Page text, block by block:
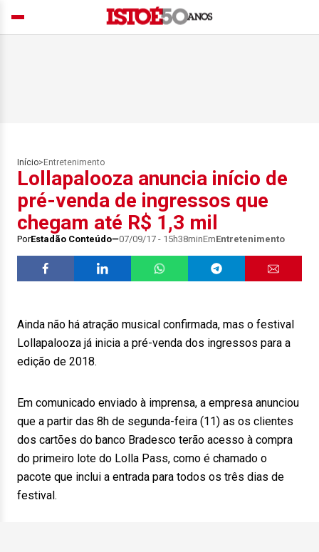
Início> Entretenimento
Lollapalooza anuncia início de
pré-venda de ingressos que
chegam até R$ 1,3 mil
PorEstadão Conteúdo 07/09/17 - 15h38minEmEntretenimento
Ainda não há atração musical confirmada, mas o festival
Lollapalooza já inicia a pré-venda dos ingressos para a
edição de 2018.
Em comunicado enviado à imprensa, a empresa anunciou
que a partir das 8h de segunda-feira (11) as os clientes
dos cartões do banco Bradesco terão acesso à compra
do primeiro lote do Lolla Pass, como é chamado o
pacote que inclui a entrada para todos os três dias de
festival.